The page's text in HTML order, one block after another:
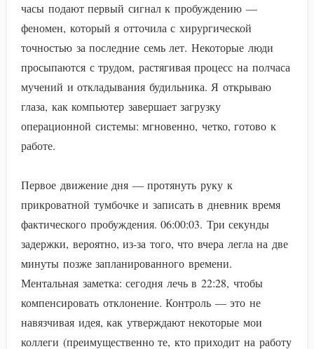
часы подают первый сигнал к пробуждению —
феномен, который я отточила с хирургической
точностью за последние семь лет. Некоторые люди
просыпаются с трудом, растягивая процесс на полчаса
мучений и откладывания будильника. Я открываю
глаза, как компьютер завершает загрузку
операционной системы: мгновенно, четко, готово к
работе.
Первое движение дня — протянуть руку к
прикроватной тумбочке и записать в дневник время
фактического пробуждения. 06:00:03. Три секунды
задержки, вероятно, из-за того, что вчера легла на две
минуты позже запланированного времени.
Ментальная заметка: сегодня лечь в 22:28, чтобы
компенсировать отклонение. Контроль — это не
навязчивая идея, как утверждают некоторые мои
коллеги (преимущественно те, кто приходит на работу